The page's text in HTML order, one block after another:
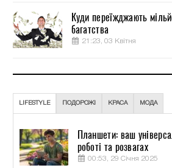
Куди переїжджають
багатства
21:23, 03 Квітня
LIFESTYLE ПОДОРОЖІ КРАСА МОДА
Планшети: ваш
роботі та розвагах
00:53, 29 Січня 2025